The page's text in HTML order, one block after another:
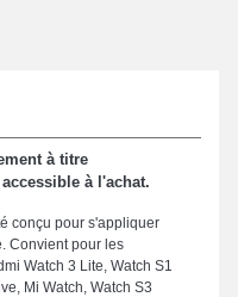
à titre
à l'achat.
conçu pour s'appliquer
Convient pour les
Watch 3 Lite, Watch S1
Mi Watch, Watch S3